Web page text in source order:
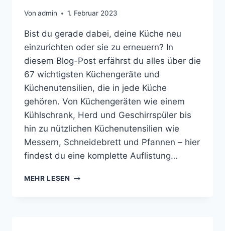
Von admin 1. Februar 2023
Bist du gerade dabei, deine Küche neu
einzurichten oder sie zu erneuern? In
diesem Blog-Post erfährst du alles über die
67 wichtigsten Küchengeräte und
Küchenutensilien, die in jede Küche
gehören. Von Küchengeräten wie einem
Kühlschrank, Herd und Geschirrspüler bis
hin zu nützlichen Küchenutensilien wie
Messern, Schneidebrett und Pfannen – hier
findest du eine komplette Auflistung…
MEHR LESEN